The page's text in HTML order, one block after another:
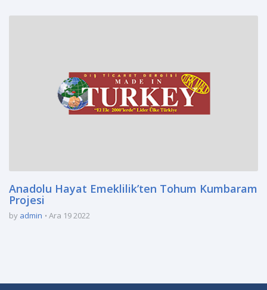
Anadolu Hayat Emeklilik’ten Tohum Kumbaram
Projesi
by admin Ara 19 2022